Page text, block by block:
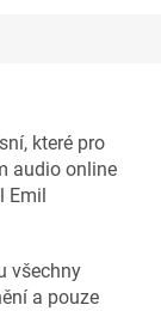
které pro
audio online
všechny
a pouze